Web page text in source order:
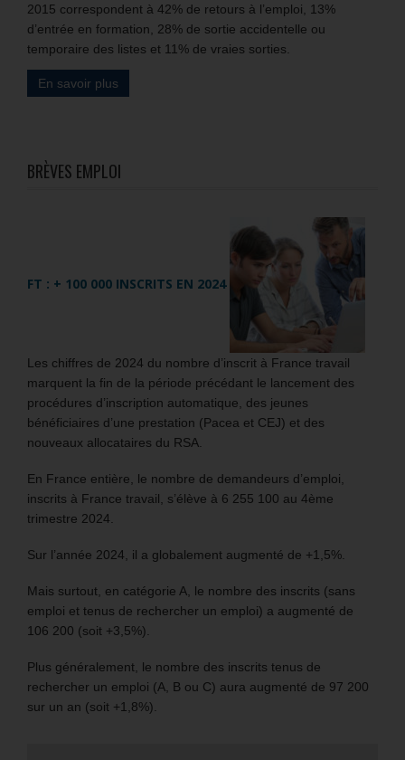
2015 correspondent à 42% de retours à l’emploi, 13%
d’entrée en formation, 28% de sortie accidentelle ou
temporaire des listes et 11% de vraies sorties.
En savoir plus
BRÈVES EMPLOI
FT : + 100 000 INSCRITS EN 2024
Les chiffres de 2024 du nombre d’inscrit à France travail
marquent la fin de la période précédant le lancement des
procédures d’inscription automatique, des jeunes
bénéficiaires d’une prestation (Pacea et CEJ) et des
nouveaux allocataires du RSA.
En France entière, le nombre de demandeurs d’emploi,
inscrits à France travail, s’élève à 6 255 100 au 4ème
trimestre 2024.
Sur l’année 2024, il a globalement augmenté de +1,5%.
Mais surtout, en catégorie A, le nombre des inscrits (sans
emploi et tenus de rechercher un emploi) a augmenté de
106 200 (soit +3,5%).
Plus généralement, le nombre des inscrits tenus de
rechercher un emploi (A, B ou C) aura augmenté de 97 200
sur un an (soit +1,8%).